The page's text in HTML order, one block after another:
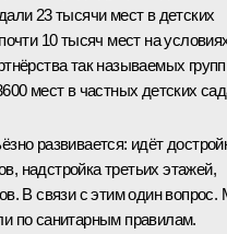
23 тысячи мест в детских
10 тысяч мест на
так называемых групп
мест в частных детских
развивается: идёт
надстройка третьих этажей,
В связи с этим один
по санитарным правилам.